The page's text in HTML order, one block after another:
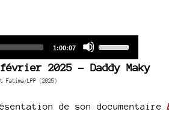
Total
1:00:07
Arrow
2025 - Daddy Maky
Fatima/LPP (2025)
de son documentaire